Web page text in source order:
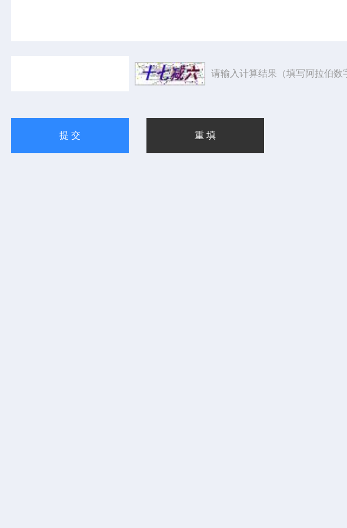
请输入计算结果（填写阿拉伯数